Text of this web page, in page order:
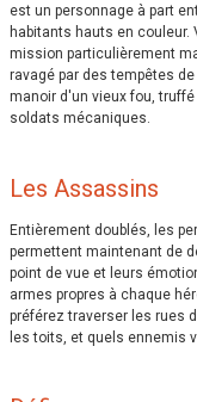
est un personnage à part
habitants hauts en
mission particulièrement
ravagé par des tempêtes
manoir d'un vieux fou,
soldats mécaniques.
Les Assassins
Entièrement doublés, les
permettent maintenant de
point de vue et leurs
armes propres à chaque
préférez traverser les rues
les toits, et quels ennemis